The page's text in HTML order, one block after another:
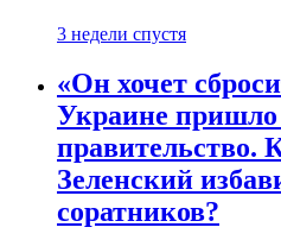
3 недели спустя
«Он хочет
Украине пришло
правительство.
Зеленский
соратников?